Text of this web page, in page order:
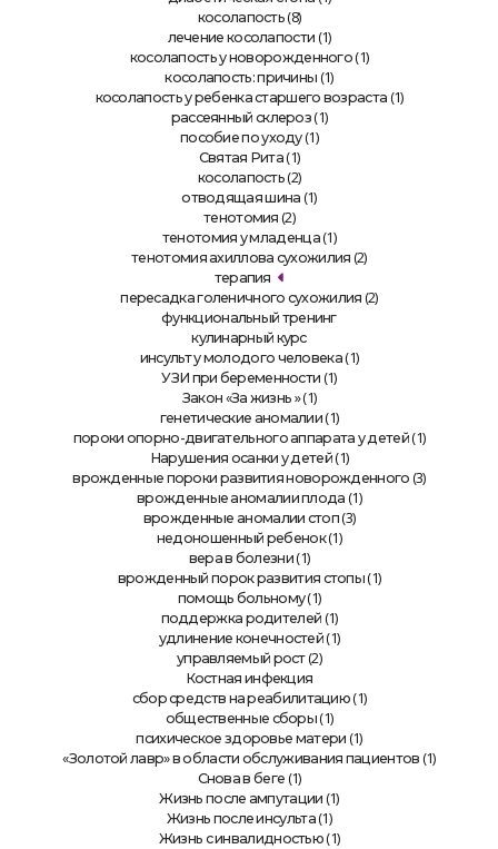
косолапость (8)
лечение косолапости (1)
косолапость у новорожденного (1)
косолапость: причины (1)
косолапость у ребенка старшего возраста (1)
рассеянный склероз (1)
пособие по уходу(1)
Святая Рита (1)
косолапость (2)
отводящая шина (1)
тенотомия (2)
тенотомия у младенца(1)
тенотомия ахиллова сухожилия (2)
терапия
пересадка голеничного сухожилия (2)
функциональный тренинг
кулинарный курс
инсульт у молодого человека(1)
УЗИ при беременности (1)
Закон «За жизнь » (1)
генетические аномалии (1)
пороки опорно-двигательного аппарата у детей (1)
Нарушения осанки у детей (1)
врожденные пороки развития новорожденного (3)
врожденные аномалии плода (1)
врожденные аномалии стоп (3)
недоношенный ребенок(1)
вера в болезни (1)
врожденный порок развития стопы (1)
помощь больному(1)
поддержка родителей (1)
удлинение конечностей (1)
управляемый рост(2)
Костная инфекция
сбор средств на реабилитацию (1)
общественные сборы (1)
психическое здоровье матери (1)
«Золотой лавр» в области обслуживания пациентов (1)
Снова в беге (1)
Жизнь после ампутации (1)
Жизнь после инсульта(1)
Жизнь с инвалидностью (1)